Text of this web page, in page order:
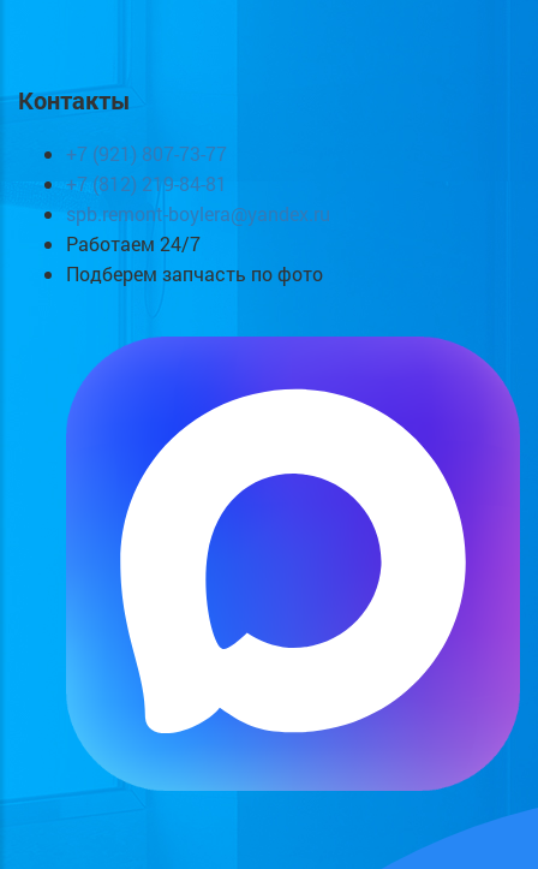
Контакты
+7 (921) 807-73-77
+7 (812) 219-84-81
spb.remont-boylera@yandex.ru
Работаем 24/7
Подберем запчасть по фото